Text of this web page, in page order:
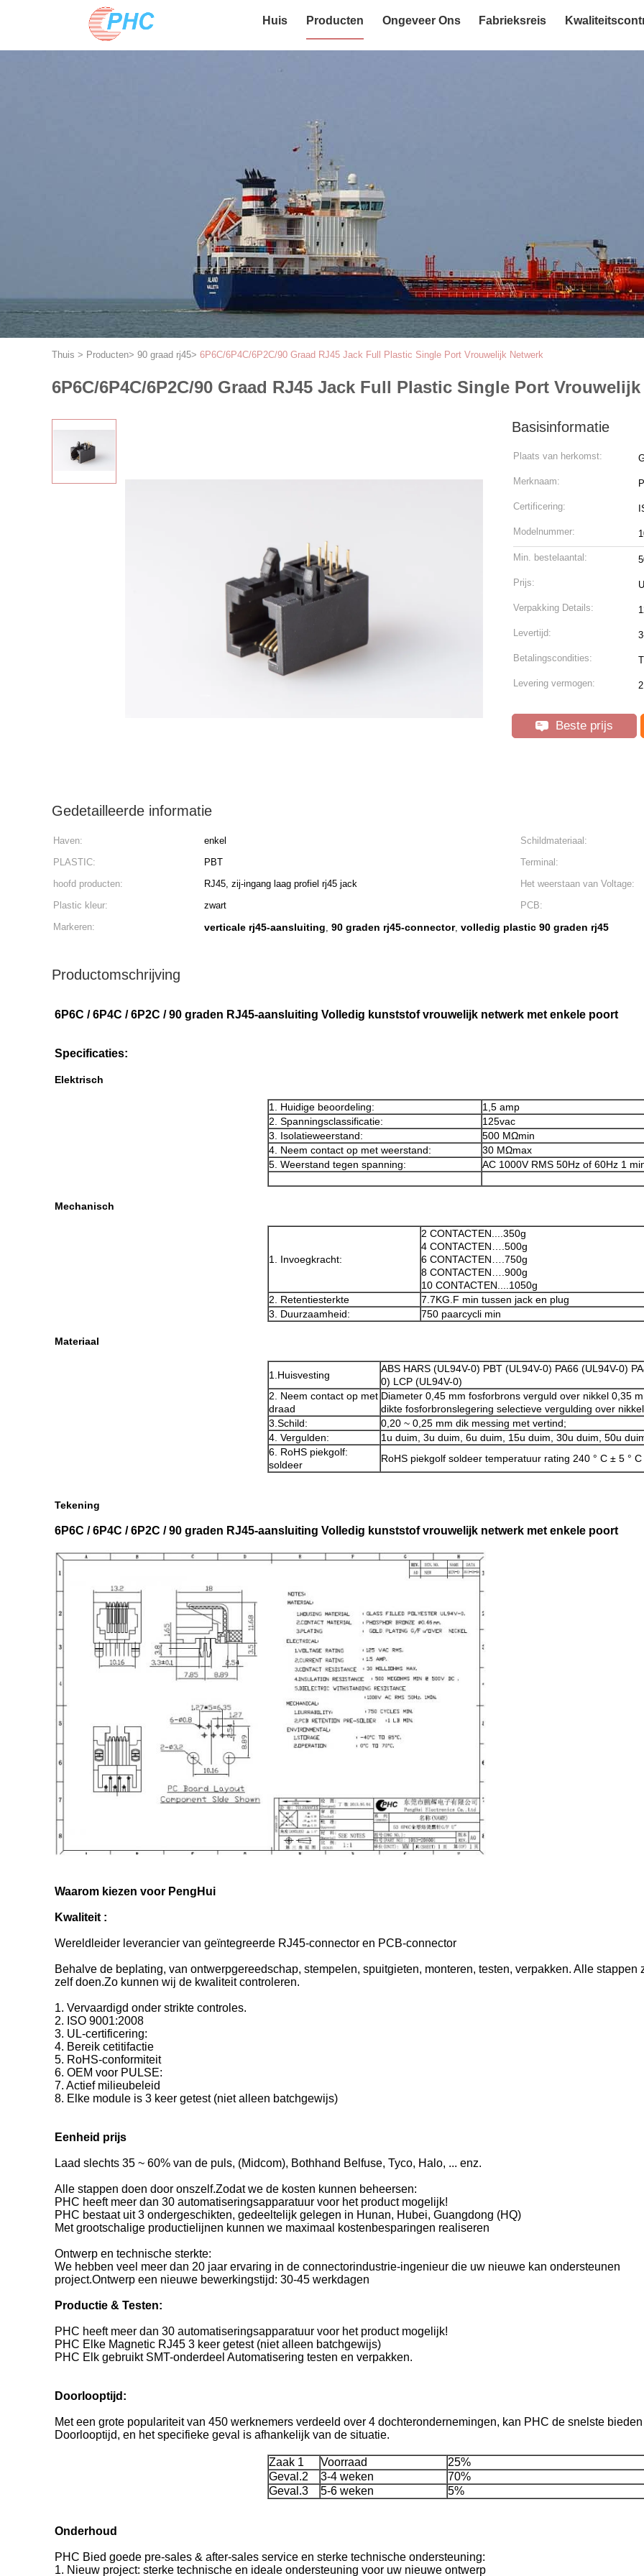
Huis Producten Ongeveer Ons Fabrieksreis
Thuis > Producten> 90 graad rj45> 6P6C/6P4C/6P2C/90 Graad RJ45 Jack Full Plastic Single Port Vrouwelijk Netwerk
6P6C/6P4C/6P2C/90 Graad RJ45 Jack Full Plastic Single Port
Basisinformatie
Plaats van herkomst:
Merknaam:
Certificering:
Modelnummer:
Min. bestelaantal:
Prijs:
Verpakking Details:
Levertijd:
Betalingscondities:
Levering vermogen:
Beste prijs
Gedetailleerde informatie
Haven: enkel
Schildmateriaal:
PLASTIC:
PBT
Terminal:
hoofd producten:
RJ45, zij-ingang laag profiel rj45 jack
Het weerstaan van Voltage:
Plastic kleur:
zwart
PCB:
Markeren:
verticale rj45-aansluiting, 90 graden rj45-connector, volledig plastic 90 graden rj45
Productomschrijving
6P6C / 6P4C / 6P2C / 90 graden RJ45-aansluiting Volledig kunststof vrouwelijk netwerk met enkele poort
Specificaties:
Elektrisch
1. Huidige beoordeling:
1,5 amp
2. Spanningsclassificatie:
125vac
3. Isolatieweerstand:
500 MΩmin
4. Neem contact op met weerstand:
30 MΩmax
5. Weerstand tegen spanning:
AC 1000V RMS 50Hz of 60Hz 1
Mechanisch
1. Invoegkracht:
2 CONTACTEN....350g
4 CONTACTEN….500g
6 CONTACTEN….750g
8 CONTACTEN….900g
10 CONTACTEN....1050g
2. Retentiesterkte
7.7KG.F min tussen jack en plug
3. Duurzaamheid:
750 paarcycli min
Materiaal
1.Huisvesting
ABS HARS (UL94V-0) PBT (UL94V-0) PA66 (UL94V-0)
0) LCP (UL94V-0)
2. Neem contact op met
draad
Diameter 0,45 mm fosforbrons verguld over nikkel 0,35
dikte fosforbronslegering selectieve vergulding over nikkel
3.Schild:
0,20 ~ 0,25 mm dik messing met vertind;
4. Vergulden:
1u duim, 3u duim, 6u duim, 15u duim, 30u duim, 50u
6. RoHS piekgolf:
soldeer
RoHS piekgolf soldeer temperatuur rating 240 ° C ± 5 ° C
Tekening
6P6C / 6P4C / 6P2C / 90 graden RJ45-aansluiting Volledig kunststof vrouwelijk netwerk met enkele poort
Waarom kiezen voor PengHui
Kwaliteit :
Wereldleider leverancier van geïntegreerde RJ45-connector en PCB-connector
Behalve de beplating, van ontwerpgereedschap, stempelen, spuitgieten, monteren, testen, verpakken. Alle stappen
zelf doen.Zo kunnen wij de kwaliteit controleren.
1. Vervaardigd onder strikte controles.
2. ISO 9001:2008
3. UL-certificering:
4. Bereik cetitifactie
5. RoHS-conformiteit
6. OEM voor PULSE:
7. Actief milieubeleid
8. Elke module is 3 keer getest (niet alleen batchgewijs)
Eenheid prijs
Laad slechts 35 ~ 60% van de puls, (Midcom), Bothhand Belfuse, Tyco, Halo, ... enz.
Alle stappen doen door onszelf.Zodat we de kosten kunnen beheersen:
PHC heeft meer dan 30 automatiseringsapparatuur voor het product mogelijk!
PHC bestaat uit 3 ondergeschikten, gedeeltelijk gelegen in Hunan, Hubei, Guangdong (HQ)
Met grootschalige productielijnen kunnen we maximaal kostenbesparingen realiseren
Ontwerp en technische sterkte:
We hebben veel meer dan 20 jaar ervaring in de connectorindustrie-ingenieur die uw nieuwe kan ondersteunen
project.Ontwerp een nieuwe bewerkingstijd: 30-45 werkdagen
Productie & Testen:
PHC heeft meer dan 30 automatiseringsapparatuur voor het product mogelijk!
PHC Elke Magnetic RJ45 3 keer getest (niet alleen batchgewijs)
PHC Elk gebruikt SMT-onderdeel Automatisering testen en verpakken.
Doorlooptijd:
Met een grote populariteit van 450 werknemers verdeeld over 4 dochterondernemingen, kan PHC de snelste bieden
Doorlooptijd, en het specifieke geval is afhankelijk van de situatie.
Zaak 1 Voorraad
25%
Geval.2
3-4 weken
70%
Geval.3
5-6 weken 5%
Onderhoud
PHC Bied goede pre-sales & after-sales service en sterke technische ondersteuning:
1. Nieuw project: sterke technische en ideale ondersteuning voor uw nieuwe ontwerp